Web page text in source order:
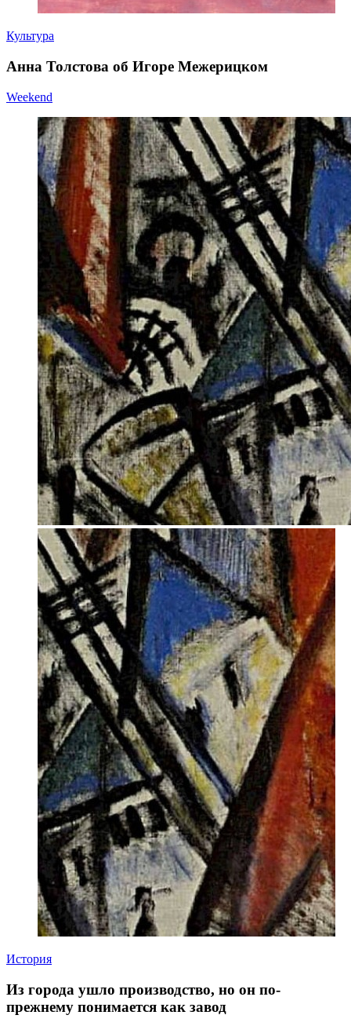
Культура
Анна Толстова об Игоре Межерицком
Weekend
История
Из города ушло производство, но он по-
прежнему понимается как завод